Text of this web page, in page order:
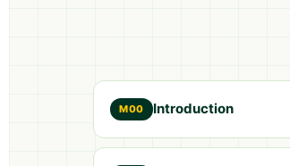
M00 Introduction